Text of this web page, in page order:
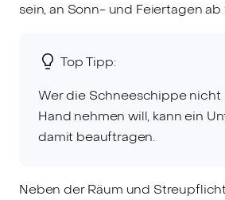
sein, an Sonn- und Feiertagen ab
Top Tipp:
Wer die Schneeschippe nicht
Hand nehmen will, kann ein
damit beauftragen.
Neben der Räum und